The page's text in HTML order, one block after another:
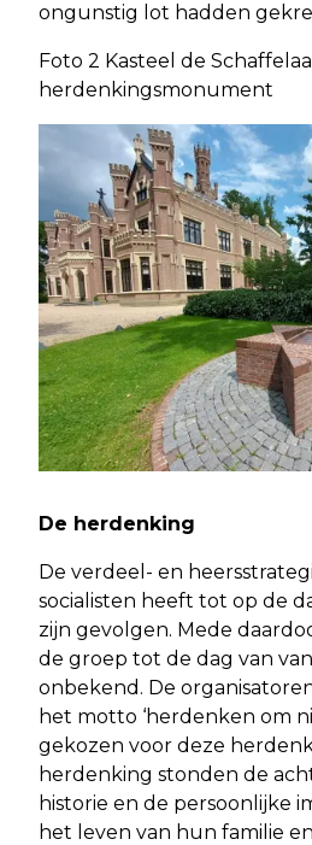
ongunstig lot hadden
Foto 2 Kasteel de
herdenkingsmonument
De herdenking
De verdeel- en
socialisten heeft tot op de
zijn gevolgen. Mede
de groep tot de dag van
onbekend. De
het motto ‘herdenken om
gekozen voor deze
herdenking stonden de
historie en de persoonlijke
het leven van hun familie